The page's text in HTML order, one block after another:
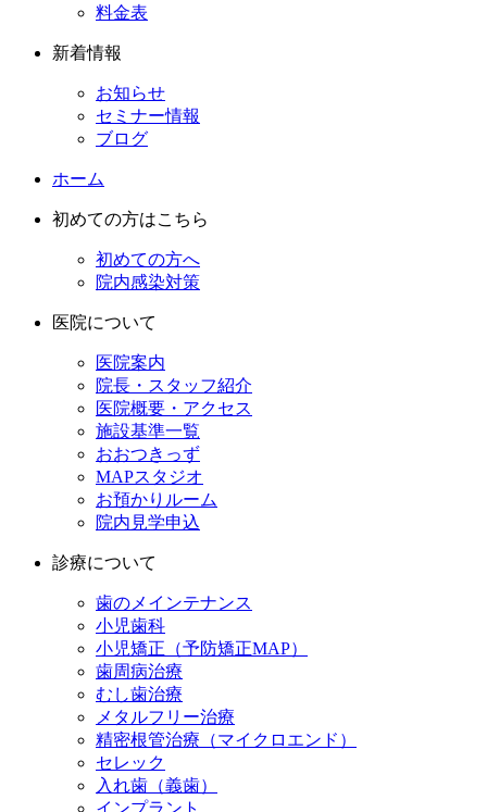
料金表
新着情報
お知らせ
セミナー情報
ブログ
ホーム
初めての方はこちら
初めての方へ
院内感染対策
医院について
医院案内
院長・スタッフ紹介
医院概要・アクセス
施設基準一覧
おおつきっず
MAPスタジオ
お預かりルーム
院内見学申込
診療について
歯のメインテナンス
小児歯科
小児矯正（予防矯正MAP）
歯周病治療
むし歯治療
メタルフリー治療
精密根管治療（マイクロエンド）
セレック
入れ歯（義歯）
インプラント